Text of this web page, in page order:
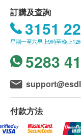
我們秉承「保健
意見，使大眾獲
康情況，以致凝
供的服務包括：
等。我們由一班
括註冊醫生、放
護士等等。所有
以精密儀器、全
本身體檢查計劃
(由確認付款日期
預約相關檢查,逾期
報告
進行健康檢查後
侯報告講解時間
時間或客人指明
親身領取：親身
香港銅鑼灣百德新
顯示地圖
V-Care健康中心
星期一至五
星期六︰9:30a.m –
星期日及公眾假期
訂購及查詢
3151
星期一至六早上9時至晚上12
5283
付款方法